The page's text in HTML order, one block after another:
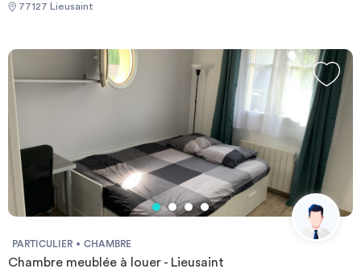
remboursé à 100% si vous annulez jusqu'à 60 jours avant la date
50% si vous annulez jusqu'à 30 jours avant.
77127 Lieusaint
PARTICULIER CHAMBRE
Chambre meublée à louer - Lieusaint